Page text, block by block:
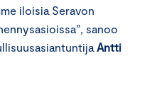
iloisia Seravon
sanoo
Antti